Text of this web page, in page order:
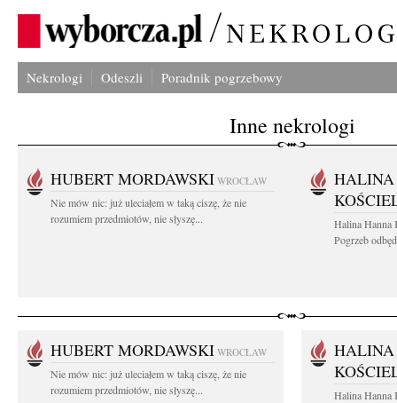
Nekrologi Odeszli Poradnik pogrzebowy
Inne nekrologi
HUBERT MORDAWSKI WROCŁAW
Nie mów nic: już uleciałem w taką ciszę, że nie
rozumiem przedmiotów, nie słyszę...
Halina Hanna
Pogrzeb
HUBERT MORDAWSKI WROCŁAW
Nie mów nic: już uleciałem w taką ciszę, że nie
rozumiem przedmiotów, nie słyszę...
Halina Hanna